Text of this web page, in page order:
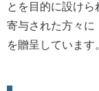
とを目的に設け
寄与された方々に
を贈呈しています